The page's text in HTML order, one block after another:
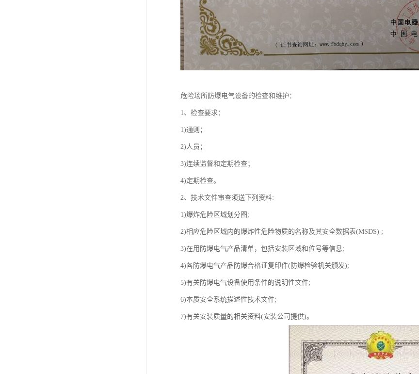
危险场所防爆电气设备的检查和维护：
1、检查要求：
1)通则；
2)人员；
3)连续监督和定期检查；
4)定期检查。
2、技术文件审查须送下列资料:
1)爆炸危险区域划分图;
2)相应危险区域内的爆炸性危险物质的名称及其安全数据表(MSDS) ;
3)在用防爆电气产品清单，包括安装区域和位号等信息;
4)各防爆电气产品防爆合格证复印件(防爆检验机关颁发);
5)有关防爆电气设备使用条件的说明性文件;
6)本质安全系统描述性技术文件;
7)有关安装质量的相关资料(安装公司提供)。